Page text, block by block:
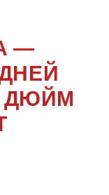
—
ДЮЙМ